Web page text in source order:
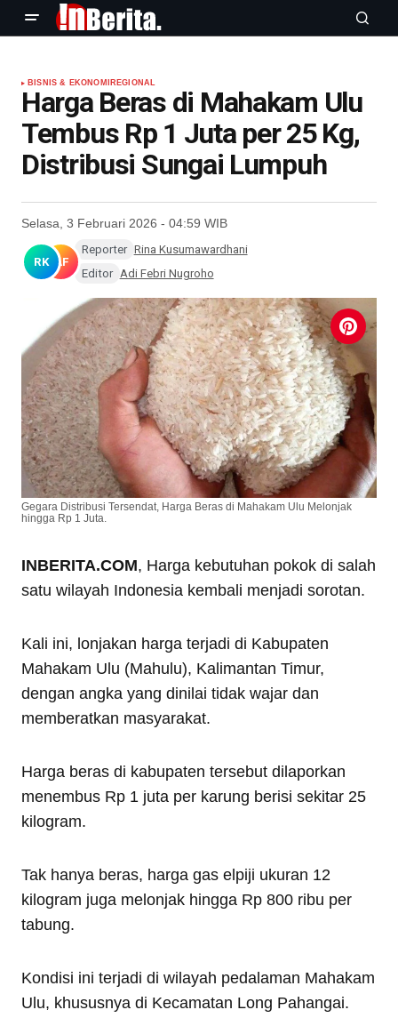
BISNIS & EKONOMI REGIONAL
Harga Beras di Mahakam Ulu
Tembus Rp 1 Juta per 25 Kg,
Distribusi Sungai Lumpuh
Selasa, 3 Februari 2026 - 04:59 WIB
RK AF
Reporter Rina Kusumawardhani
Editor Adi Febri Nugroho
Gegara Distribusi Tersendat, Harga Beras di Mahakam Ulu Melonjak
hingga Rp 1 Juta.
INBERITA.COM, Harga kebutuhan pokok di salah
satu wilayah Indonesia kembali menjadi sorotan.
Kali ini, lonjakan harga terjadi di Kabupaten
Mahakam Ulu (Mahulu), Kalimantan Timur,
dengan angka yang dinilai tidak wajar dan
memberatkan masyarakat.
Harga beras di kabupaten tersebut dilaporkan
menembus Rp 1 juta per karung berisi sekitar 25
kilogram.
Tak hanya beras, harga gas elpiji ukuran 12
kilogram juga melonjak hingga Rp 800 ribu per
tabung.
Kondisi ini terjadi di wilayah pedalaman Mahakam
Ulu, khususnya di Kecamatan Long Pahangai.